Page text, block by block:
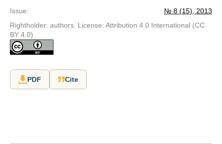
Issue:
№ 8 (15), 2013
Rightholder: authors. License: Attribution 4.0 International (CC
BY 4.0)
PDF Cite